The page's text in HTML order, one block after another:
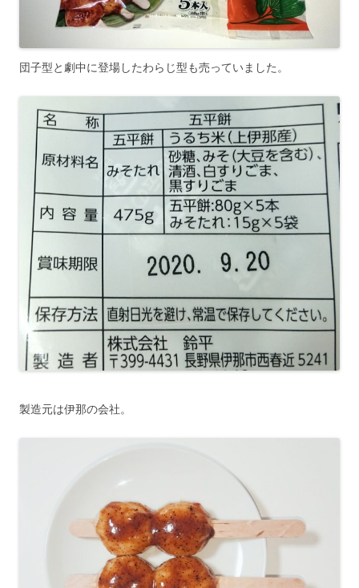
団子型と劇中に登場したわらじ型も売っていました。
製造元は伊那の会社。